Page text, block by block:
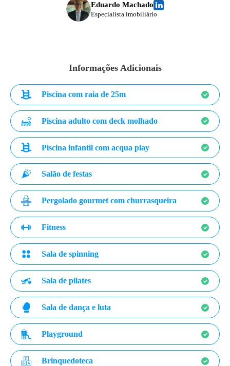
Eduardo Machado
Especialista imobiliário
Informações Adicionais
Piscina com raia de 25m
Piscina adulto com deck molhado
Piscina infantil com acqua play
Salão de festas
Pergolado gourmet com churrasqueira
Fitness
Sala de spinning
Sala de pilates
Sala de dança e luta
Playground
Brinquedoteca